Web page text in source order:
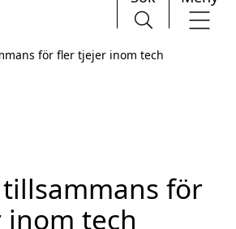
för fler tjejer inom tech
tillsammans för
tech